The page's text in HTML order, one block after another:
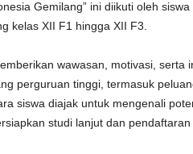
Gemilang” ini diikuti oleh
kelas XII F1 hingga XII F3.
wawasan, motivasi, serta
perguruan tinggi, termasuk
siswa diajak untuk mengenali
studi lanjut dan pendaftaran